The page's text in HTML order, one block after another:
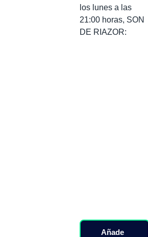
los lunes a las
21:00 horas, SON
DE RIAZOR:
Añade